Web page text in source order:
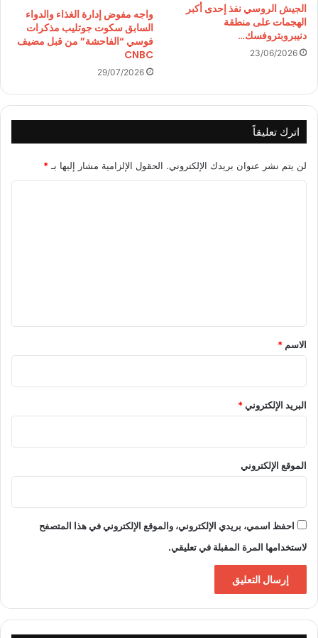
الجيش الروسي نفذ إحدى أكبر
الهجمات على منطقة
دنيبروبتروفسك…
23/06/2026
واجه مفوض إدارة الغذاء والدواء
السابق سكوت جوتليب مذكرات
فوسي “الفاحشة” من قبل مضيف
CNBC
29/07/2026
اترك تعليقاً
لن يتم نشر عنوان بريدك الإلكتروني. الحقول الإلزامية مشار إليها بـ *
*
الاسم *
البريد الإلكتروني*
الموقع الإلكتروني
احفظ اسمي، بريدي الإلكتروني، والموقع الإلكتروني في هذا المتصفح
لاستخدامها المرة المقبلة في تعليقي.